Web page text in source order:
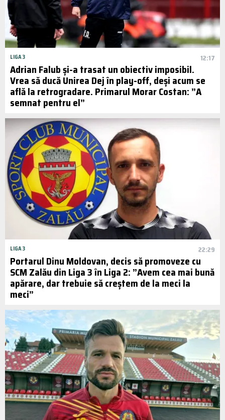
LIGA 3 12:17
Adrian Falub și-a trasat un obiectiv imposibil.
Vrea să ducă Unirea Dej în play-off, deși acum se
află la retrogradare. Primarul Morar Costan: ”A
semnat pentru el”
LIGA 3 22:29
Portarul Dinu Moldovan, decis să promoveze cu
SCM Zalău din Liga 3 în Liga 2: ”Avem cea mai bună
apărare, dar trebuie să creștem de la meci la
meci”